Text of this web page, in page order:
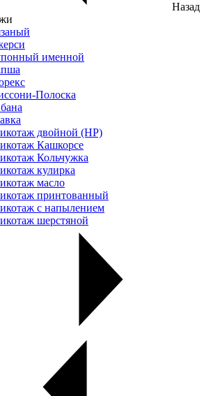
Назад
именной
Полоска
двойной (НР)
Кашкорсе
Кольчужка
кулирка
масло
принтованный
с напылением
шерстяной